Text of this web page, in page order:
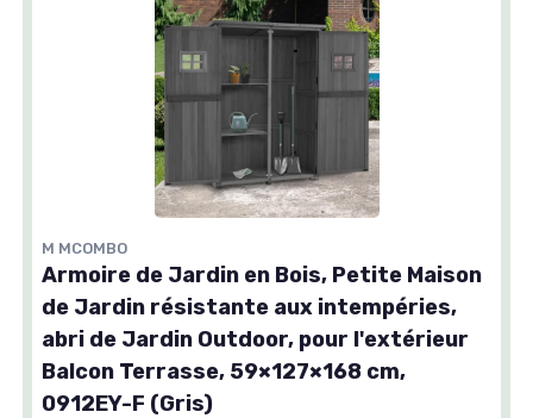
M MCOMBO
Armoire de Jardin en Bois, Petite Maison
de Jardin résistante aux intempéries,
abri de Jardin Outdoor, pour l'extérieur
Balcon Terrasse, 59×127×168 cm,
0912EY-F (Gris)